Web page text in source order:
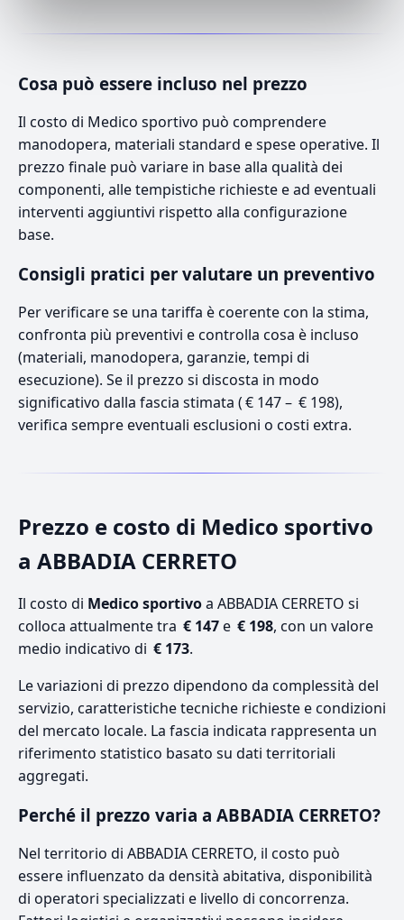
Cosa può essere incluso nel prezzo
Il costo di Medico sportivo può comprendere
manodopera, materiali standard e spese operative. Il
prezzo finale può variare in base alla qualità dei
componenti, alle tempistiche richieste e ad eventuali
interventi aggiuntivi rispetto alla configurazione
base.
Consigli pratici per valutare un preventivo
Per verificare se una tariffa è coerente con la stima,
confronta più preventivi e controlla cosa è incluso
(materiali, manodopera, garanzie, tempi di
esecuzione). Se il prezzo si discosta in modo
significativo dalla fascia stimata ( € 147 – € 198),
verifica sempre eventuali esclusioni o costi extra.
Prezzo e costo di Medico sportivo
a ABBADIA CERRETO
Il costo di Medico sportivoa ABBADIA CERRETO si
colloca attualmente tra € 147e € 198, con un valore
medio indicativo di € 173.
Le variazioni di prezzo dipendono da complessità del
servizio, caratteristiche tecniche richieste e condizioni
del mercato locale. La fascia indicata rappresenta un
riferimento statistico basato su dati territoriali
aggregati.
Perché il prezzo varia a ABBADIA CERRETO?
Nel territorio di ABBADIA CERRETO, il costo può
essere influenzato da densità abitativa, disponibilità
di operatori specializzati e livello di concorrenza.